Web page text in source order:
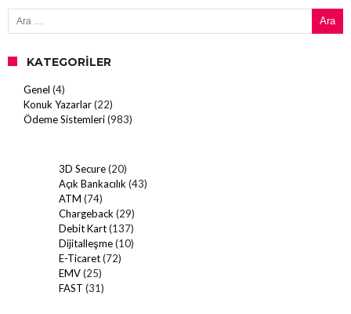
Arama:
KATEGORILER
Genel (4)
Konuk Yazarlar(22)
Ödeme Sistemleri(983)
3D Secure(20)
Açık Bankacılık (43)
ATM (74)
Chargeback (29)
Debit Kart(137)
Dijitalleşme(10)
E-Ticaret(72)
EMV(25)
FAST (31)